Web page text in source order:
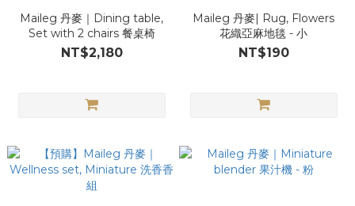
Maileg 丹麥｜Dining table,
Set with 2 chairs 餐桌椅
NT$2,180
Maileg 丹麥| Rug, Flowers
花織亞麻地毯 - 小
NT$190